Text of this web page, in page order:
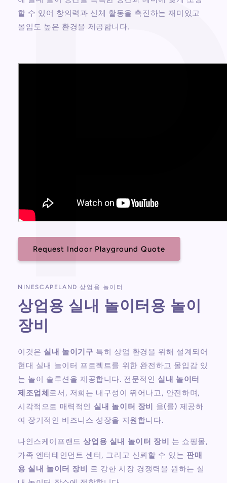
할 수 있어 창의력과 신체 활동을 촉진하는 재미있고
몰입도 높은 환경을 제공합니다.
Request Indoor Playground Quote
NINESCAPELAND 상업용 놀이터
상업용 실내 놀이터용 놀이
장비
이것은 실내 놀이기구 특히 상업 환경을 위해 설계되어
현대 실내 놀이터 프로젝트를 위한 완전하고 몰입감 있
는 놀이 솔루션을 제공합니다. 전문적인 실내 놀이터
제조업체 로서, 저희는 내구성이 뛰어나고, 안전하며,
시각적으로 매력적인 실내 놀이터 장비
을(를) 제공하
여 장기적인 비즈니스 성장을 지원합니다.
나인스케이프랜드 상업용 실내 놀이터 장비
는 쇼핑몰,
가족 엔터테인먼트 센터, 그리고 신뢰할 수 있는 판매
용 실내 놀이터 장비
로 강한 시장 경쟁력을 원하는 실